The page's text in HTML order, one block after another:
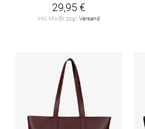
29,95 €
inkl. MwSt. zzgl. Versand